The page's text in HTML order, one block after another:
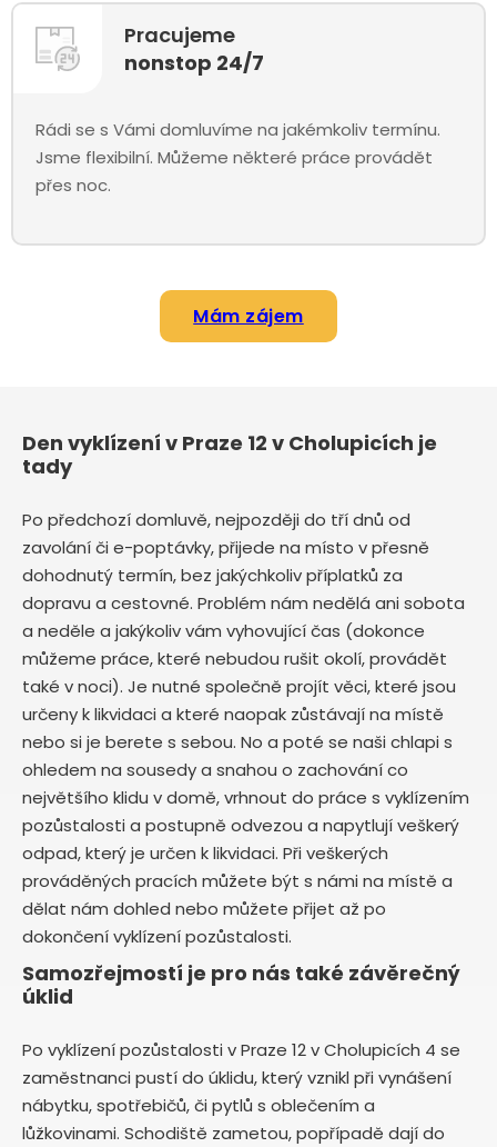
Pracujeme
nonstop 24/7
Rádi se s Vámi domluvíme na jakémkoliv termínu.
Jsme flexibilní. Můžeme některé práce provádět
přes noc.
Mám zájem
Den vyklízení v Praze 12 v Cholupicích je
tady
Po předchozí domluvě, nejpozději do tří dnů od
zavolání či e-poptávky, přijede na místo v přesně
dohodnutý termín, bez jakýchkoliv příplatků za
dopravu a cestovné. Problém nám nedělá ani sobota
a neděle a jakýkoliv vám vyhovující čas (dokonce
můžeme práce, které nebudou rušit okolí, provádět
také v noci). Je nutné společně projít věci, které jsou
určeny k likvidaci a které naopak zůstávají na místě
nebo si je berete s sebou. No a poté se naši chlapi s
ohledem na sousedy a snahou o zachování co
největšího klidu v domě, vrhnout do práce s vyklízením
pozůstalosti a postupně odvezou a napytlují veškerý
odpad, který je určen k likvidaci. Při veškerých
prováděných pracích můžete být s námi na místě a
dělat nám dohled nebo můžete přijet až po
dokončení vyklízení pozůstalosti.
Samozřejmostí je pro nás také závěrečný
úklid
Po vyklízení pozůstalosti v Praze 12 v Cholupicích 4 se
zaměstnanci pustí do úklidu, který vznikl při vynášení
nábytku, spotřebičů, či pytlů s oblečením a
lůžkovinami. Schodiště zametou, popřípadě dají do